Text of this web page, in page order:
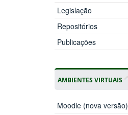
Legislação
Repositórios
Publicações
AMBIENTES VIRTUAIS
Moodle (nova versão)